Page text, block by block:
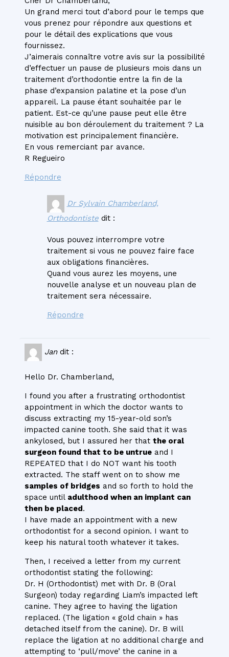
Un grand merci tout d’abord pour le temps que
vous prenez pour répondre aux questions et
pour le détail des explications que vous
fournissez.
J’aimerais connaître votre avis sur la possibilité
d’effectuer un pause de plusieurs mois dans un
traitement d’orthodontie entre la fin de la
phase d’expansion palatine et la pose d’un
appareil. La pause étant souhaitée par le
patient. Est-ce qu’une pause peut elle être
nuisible au bon déroulement du traitement ? La
motivation est principalement financière.
En vous remerciant par avance.
R Regueiro
Répondre
Dr Sylvain Chamberland,
Orthodontiste dit :
Vous pouvez interrompre votre
traitement si vous ne pouvez faire face
aux obligations financières.
Quand vous aurez les moyens, une
nouvelle analyse et un nouveau plan de
traitement sera nécessaire.
Répondre
Jan dit :
Hello Dr. Chamberland,
I found you after a frustrating orthodontist
appointment in which the doctor wants to
discuss extracting my 15-year-old son’s
impacted canine tooth. She said that it was
ankylosed, but I assured her that the oral
surgeon found that to be untrueand I
REPEATED that I do NOT want his tooth
extracted. The staff went on to show me
samples of bridges and so forth to hold the
space until adulthood when an implant can
then be placed.
I have made an appointment with a new
orthodontist for a second opinion. I want to
keep his natural tooth whatever it takes.
Then, I received a letter from my current
orthodontist stating the following:
Dr. H (Orthodontist) met with Dr. B (Oral
Surgeon) today regarding Liam’s impacted left
canine. They agree to having the ligation
replaced. (The ligation « gold chain » has
detached itself from the canine). Dr. B will
replace the ligation at no additional charge and
attempting to ‘pull/move’ the canine in a